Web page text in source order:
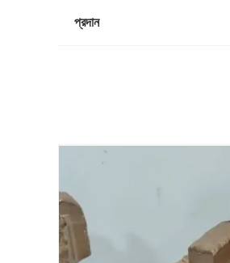
প্রদান